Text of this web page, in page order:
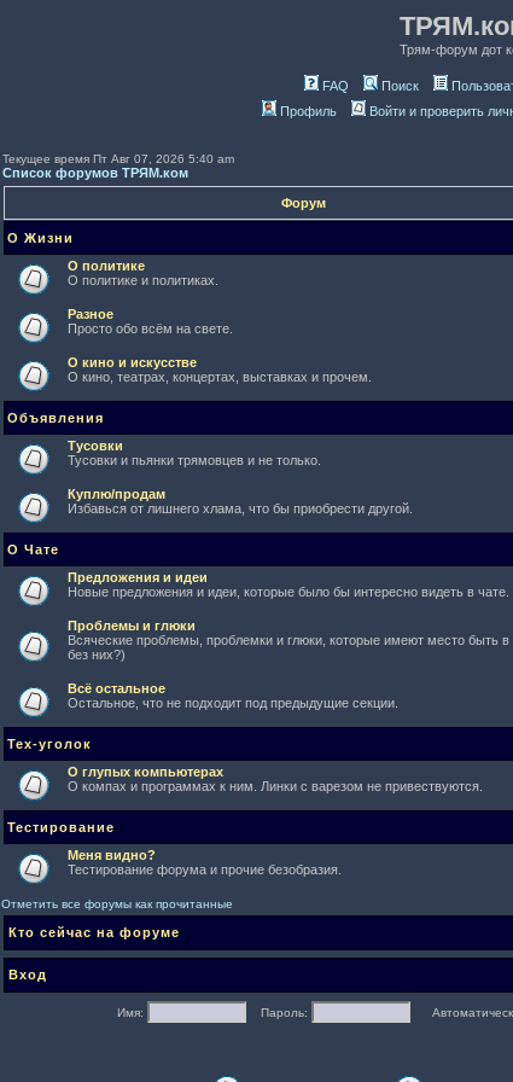
Трям-форум дот
FAQ Поиск
Профиль
Войти и проверить
Текущее время Пт Авг 07, 2026 5:40 am
Список форумов ТРЯМ.ком
Форум
О Жизни
О политике
О политике и политиках.
Разное
Просто обо всём на свете.
О кино и искусстве
О кино, театрах, концертах, выставках и прочем.
Объявления
Тусовки
Тусовки и пьянки трямовцев и не только.
Куплю/продам
Избавься от лишнего хлама, что бы приобрести другой.
О Чате
Предложения и идеи
Новые предложения и идеи, которые было бы интересно видеть в чате.
Проблемы и глюки
Всяческие проблемы, проблемки и глюки, которые имеют место быть в
без них?)
Всё остальное
Остальное, что не подходит под предыдущие секции.
Тех-уголок
О глупых компьютерах
О компах и программах к ним. Линки с варезом не привествуются.
Тестирование
Меня видно?
Тестирование форума и прочие безобразия.
Отметить все форумы как прочитанные
Кто сейчас на форуме
Вход
Имя: Пароль: